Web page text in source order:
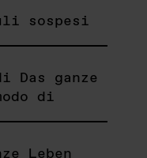
sospesi
ganze
di
Leben